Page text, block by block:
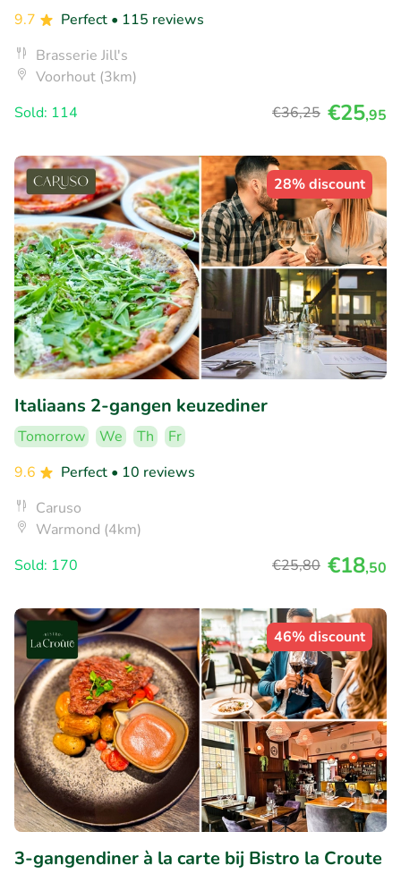
9.7 Perfect • 115 reviews
Brasserie Jill's
Voorhout (3km)
Sold: 114
€36,25 €25,95
28% discount
Italiaans 2-gangen keuzediner
Tomorrow We Th
Fr
9.6
Perfect • 10 reviews
Caruso
Warmond (4km)
Sold: 170
€25,80 €18,50
46% discount
3-gangendiner à la carte bij Bistro la Croute